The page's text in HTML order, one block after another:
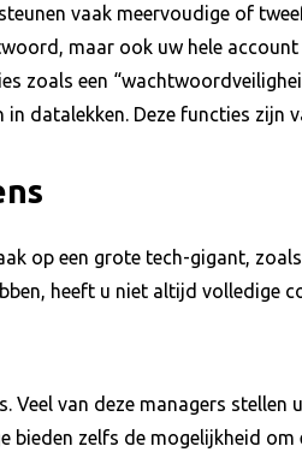
vaak meervoudige of
maar ook uw hele account
zoals een
datalekken. Deze functies zijn
op een grote tech-gigant,
heeft u niet altijd volledige
Veel van deze managers
zelfs de mogelijkheid om